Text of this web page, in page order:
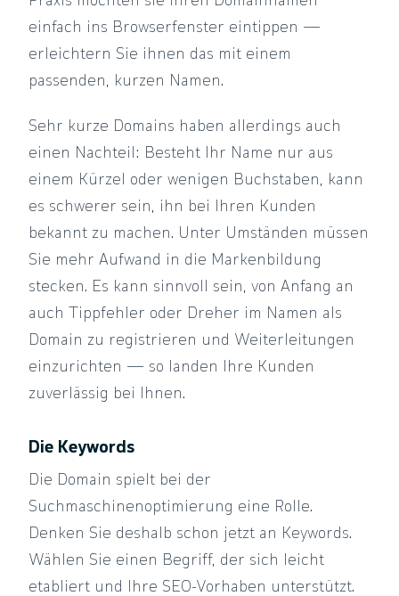
einfach ins Browserfenster eintippen —
erleichtern Sie ihnen das mit einem
passenden, kurzen Namen.
Sehr kurze Domains haben allerdings auch
einen Nachteil: Besteht Ihr Name nur aus
einem Kürzel oder wenigen Buchstaben, kann
es schwerer sein, ihn bei Ihren Kunden
bekannt zu machen. Unter Umständen müssen
Sie mehr Aufwand in die Markenbildung
stecken. Es kann sinnvoll sein, von Anfang an
auch Tippfehler oder Dreher im Namen als
Domain zu registrieren und Weiterleitungen
einzurichten — so landen Ihre Kunden
zuverlässig bei Ihnen.
Die Keywords
Die Domain spielt bei der
Suchmaschinenoptimierung eine Rolle.
Denken Sie deshalb schon jetzt an Keywords.
Wählen Sie einen Begriff, der sich leicht
etabliert und Ihre SEO-Vorhaben unterstützt.